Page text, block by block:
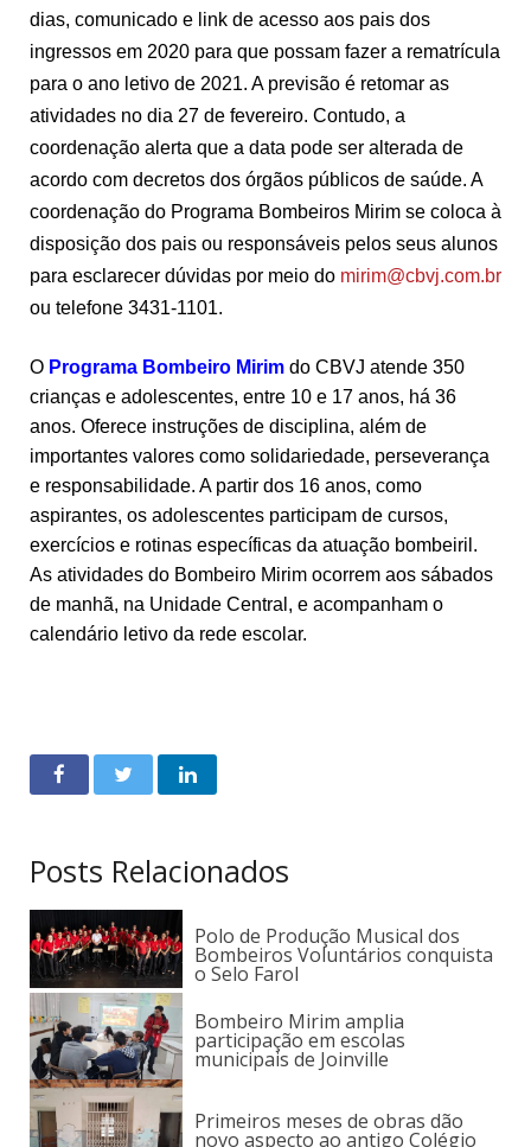
dias, comunicado e link de acesso aos pais dos
ingressos em 2020 para que possam fazer a rematrícula
para o ano letivo de 2021. A previsão é retomar as
atividades no dia 27 de fevereiro. Contudo, a
coordenação alerta que a data pode ser alterada de
acordo com decretos dos órgãos públicos de saúde. A
coordenação do Programa Bombeiros Mirim se coloca à
disposição dos pais ou responsáveis pelos seus alunos
para esclarecer dúvidas por meio do mirim@cbvj.com.br
ou telefone 3431-1101.
O Programa Bombeiro Mirim do CBVJ atende 350
crianças e adolescentes, entre 10 e 17 anos, há 36
anos. Oferece instruções de disciplina, além de
importantes valores como solidariedade, perseverança
e responsabilidade. A partir dos 16 anos, como
aspirantes, os adolescentes participam de cursos,
exercícios e rotinas específicas da atuação bombeiril.
As atividades do Bombeiro Mirim ocorrem aos sábados
de manhã, na Unidade Central, e acompanham o
calendário letivo da rede escolar.
Posts Relacionados
Polo de Produção Musical dos
Bombeiros Voluntários conquista
o Selo Farol
Bombeiro Mirim amplia
participação em escolas
municipais de Joinville
Primeiros meses de obras dão
novo aspecto ao antigo Colégio